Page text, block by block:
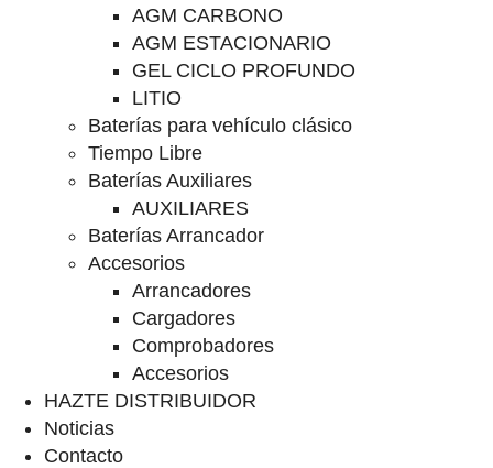
AGM CARBONO
AGM ESTACIONARIO
GEL CICLO PROFUNDO
LITIO
Baterías para vehículo clásico
Tiempo Libre
Baterías Auxiliares
AUXILIARES
Baterías Arrancador
Accesorios
Arrancadores
Cargadores
Comprobadores
Accesorios
HAZTE DISTRIBUIDOR
Noticias
Contacto